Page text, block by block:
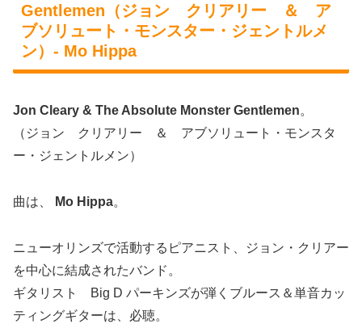
Gentlemen（ジョン クリアリー ＆ ア
ブソリュート・モンスター・ジェントルメ
ン）- Mo Hippa
Jon Cleary & The Absolute Monster Gentlemen。
（ジョン クリアリー ＆ アブソリュート・モンスタ
ー・ジェントルメン）
曲は、 Mo Hippa。
ニューオリンズで活動するピアニスト、ジョン・クリアー
を中心に結成されたバンド。
ギタリスト Big D パーキンズが弾くブルース＆単音カッ
ティングギターは、必聴。